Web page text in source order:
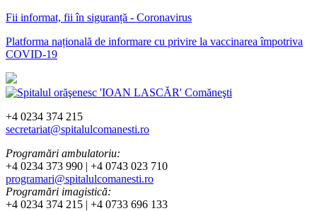
Fii informat, fii în siguranță - Coronavirus
Platforma națională de informare cu privire la vaccinarea împotriva
COVID-19
+4 0234 374 215
secretariat@spitalulcomanesti.ro
Programări ambulatoriu:
+4 0234 373 990 | +4 0743 023 710
programari@spitalulcomanesti.ro
Programări imagistică:
+4 0234 374 215 | +4 0733 696 133